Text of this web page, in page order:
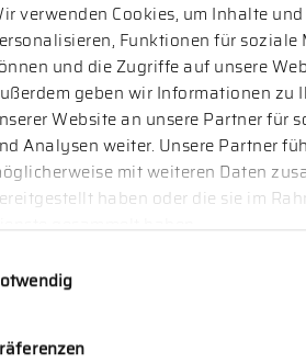
verwenden Cookies, um Inhalte
Funktionen für soziale
und die Zugriffe auf unsere
geben wir Informationen zu
Website an unsere Partner für
Analysen weiter. Unsere Partner
mit weiteren Daten
haben oder die sie im
|Blog|
Unser Weihnachtsvideo 2023 In
wir das Norecu Weihnachstvideo
leisten und Ihnen exklusive, nicht